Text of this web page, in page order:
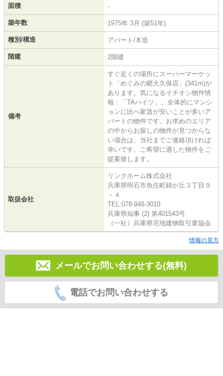
面積 -
築年数 1975年 3月 (築51年)
種別/構造 アパート/木造
階建 2階建
備考
すぐ近くの場所にスーパーマーケッ
ト「めぐみの郷大久保店」(341m)が
あります。気になるイチオシ物件情
報：「TAハイツ」。全体的にマンシ
ョンに比べ家賃が安いことが多いア
パートの物件です。お求めのエリア
の中からお探しの物件が見つからな
い場合は、当社までご連絡頂ければ
幸いです。ご希望に適した物件をご
提案致します。
取扱会社
リンクホーム株式会社
兵庫県明石市魚住町錦が丘３丁目９
－４
TEL:078-948-3010
兵庫県知事 (2) 第401543号
（一社）兵庫県宅地建物取引業協会
情報の見方
メールでお問い合わせする(無料)
電話でお問い合わせする